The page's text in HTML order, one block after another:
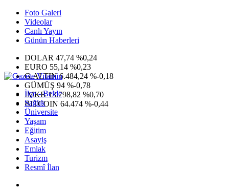
Foto Galeri
Videolar
Canlı Yayın
Günün Haberleri
DOLAR 47,74 %0,24
EURO 55,14 %0,23
G.ALTIN6.484,24 %-0,18
GÜMÜŞ 94 %-0,78
IMKB13.798,82 %0,70
BITCOIN 64.474 %-0,44
İlçe - Belde
Sağlık
Üniversite
Yaşam
Eğitim
Asayiş
Emlak
Turizm
Resmî İlan